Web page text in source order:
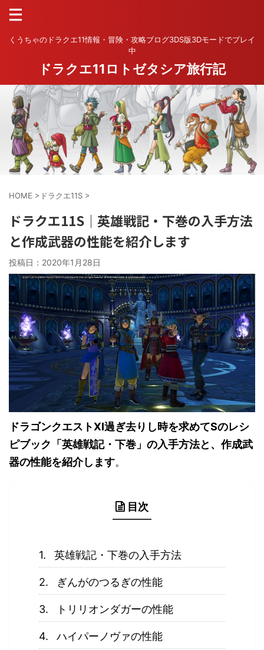
くうちゃのドラクエ11情報・冒険・攻略ブログ3DS版3Dモードでプレイ
中
ドラクエ11ロトゼタシア旅行記
HOME > ドラクエ11S >
ドラクエ11S｜英雄戦記・下巻の入手方法
と作成武器の性能を紹介します
投稿日： 2020年1月28日
ドラゴンクエストXI過ぎ去りし時を求めてSのレシ
ピブック「英雄戦記・下巻」の入手方法と、作成武
器の性能を紹介します。
目次
英雄戦記・下巻の入手方法
ぎんがのつるぎの性能
トリリオンダガーの性能
ハイパーノヴァの性能